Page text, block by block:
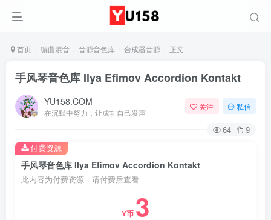
首页 编曲混音 音源音色库 合成器音源 正文
手风琴音色库 Ilya Efimov Accordion Kontakt
YU158.COM
在沉默中努力，让成功自己发声
关注 私信
64 9
手风琴音色库 Ilya Efimov Accordion Kontakt
此内容为付费资源，请付费后查看
Y币 3
付费资源